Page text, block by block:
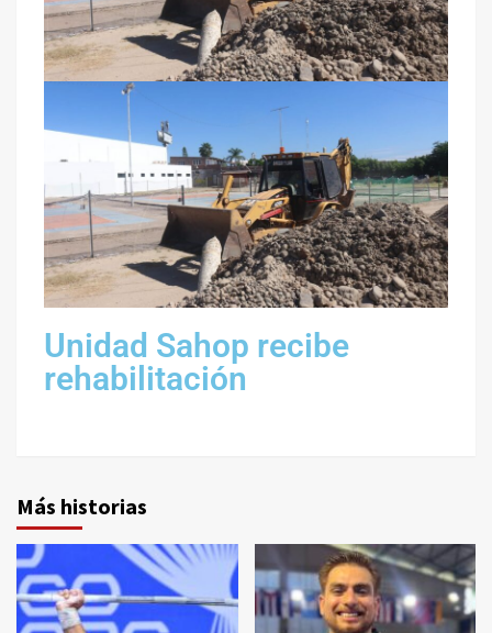
Unidad Sahop recibe
rehabilitación
Más historias